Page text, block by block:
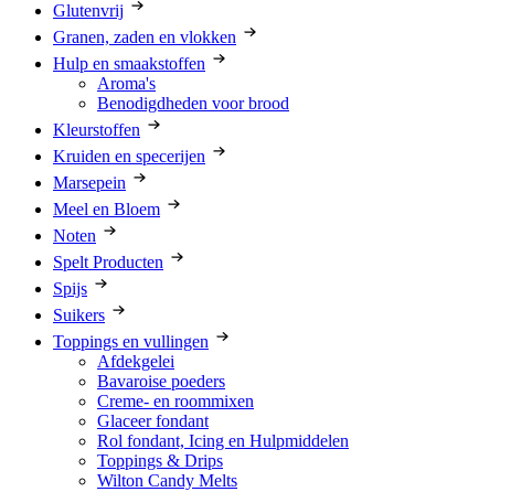
Glutenvrij
Granen, zaden en vlokken
Hulp en smaakstoffen
Aroma's
Benodigdheden voor brood
Kleurstoffen
Kruiden en specerijen
Marsepein
Meel en Bloem
Noten
Spelt Producten
Spijs
Suikers
Toppings en vullingen
Afdekgelei
Bavaroise poeders
Creme- en roommixen
Glaceer fondant
Rol fondant, Icing en Hulpmiddelen
Toppings & Drips
Wilton Candy Melts